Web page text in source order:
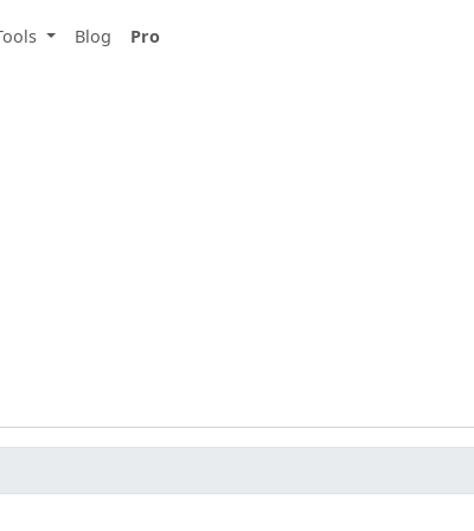
Blog Pro